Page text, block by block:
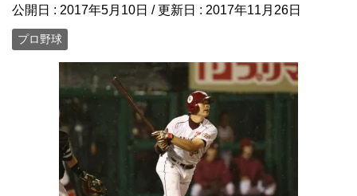
公開日 : 2017年5月10日 / 更新日 : 2017年11月26日
プロ野球